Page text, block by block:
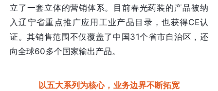
立了一套立体的营销体系。目前春光药装的产品被纳
入辽宁省重点推广应用工业产品目录，也获得CE认
证。其销售范围不仅覆盖了中国31个省市自治区，还
向全球60多个国家输出产品。
以五大系列为核心，业务边界不断拓宽